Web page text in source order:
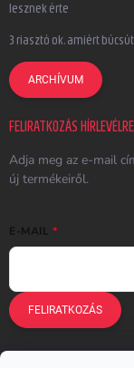
lesznek érte
3 riasztó ok, amiért
ARCHÍVUM
FELIRATKOZÁS HÍRLEVÉLRE
Adja meg az e-mail
új termékeiről.
E-MAIL
FELIRATKOZÁS